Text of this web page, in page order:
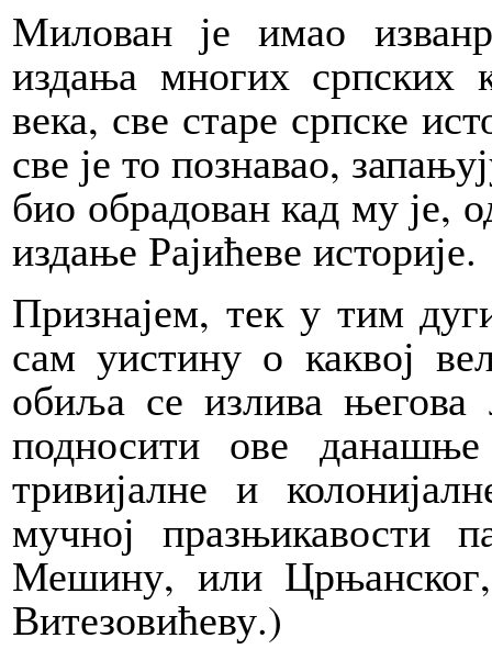
Милован је имао
издања многих
века, све старе српске
све је то познавао,
био обрадован кад му је,
издање Рајићеве историје.
Признајем, тек у тим
сам уистину о каквој
обиља се излива
подносити ове данашње
тривијалне и
мучној празњикавости
Мешину, или
Витезовићеву.)